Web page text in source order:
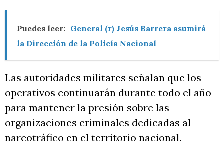
Puedes leer: General (r) Jesús Barrera asumirá
la Dirección de la Policía Nacional
Las autoridades militares señalan que los
operativos continuarán durante todo el año
para mantener la presión sobre las
organizaciones criminales dedicadas al
narcotráfico en el territorio nacional.